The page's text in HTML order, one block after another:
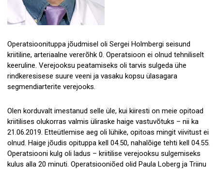
Operatsioonituppa jõudmisel oli Sergei Holmbergi seisund
kriitiline, arteriaalne vererõhk 0. Operatsioon ei olnud tehniliselt
keeruline. Verejooksu peatamiseks oli tarvis sulgeda ühe
rindkeresisese suure veeni ja vasaku kopsu ülasagara
segmendiarterite verejooks.
Olen korduvalt imestanud selle üle, kui kiiresti on meie opitoad
kriitilises olukorras valmis üliraske haige vastuvõtuks – nii ka
21.06.2019. Etteütlemise aeg oli lühike, opitoas mingit viivitust ei
olnud. Haige jõudis opituppa kell 04.50, nahalõige tehti kell 04.55.
Operatsiooni kulg oli ladus – kriitilise verejooksu sulgemiseks
kulus alla 20 minuti. Operatsiooniõed olid Paula Loberg ja Triinu